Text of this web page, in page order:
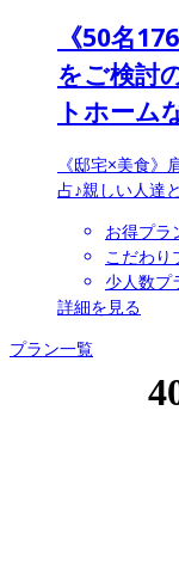
《50名
をご検討
トホーム
《邸宅×美食
占♪親しい人達
お得プラ
こだわり
少人数プ
詳細を見る
プラン一覧